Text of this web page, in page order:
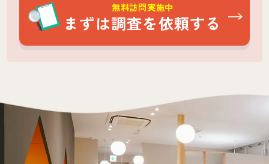
無料訪問実施中
まずは調査を依頼する